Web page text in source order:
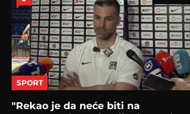
SPORT
"Rekao je da neće biti na